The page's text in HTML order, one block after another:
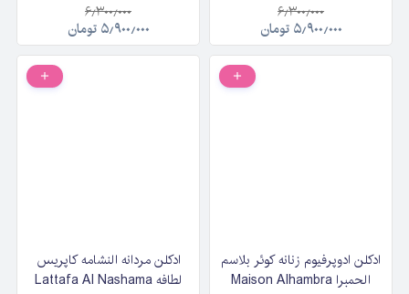
لیتر
۶٫۳۰۰٫۰۰۰
۵٫۹۰۰٫۰۰۰ تومان
۱۰۰ میلی‌لیتر
۶٫۳۰۰٫۰۰۰
۵٫۹۰۰٫۰۰۰ تومان
ادکلن ادوپرفیوم زنانه کوئر بلاسم
الحمبرا Maison Alhambra
ادکلن مردانه النشامه کاپریس
لطافه Lattafa Al Nashama